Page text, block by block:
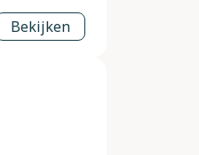
Bekijken